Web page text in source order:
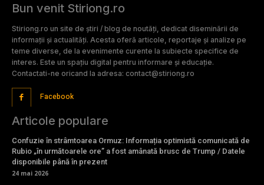
Bun venit Stiriong.ro
Stiriong.ro un site de știri / blog de noutăți, dedicat diseminării de
informații și actualități. Acesta oferă articole, reportaje și analize pe
teme diverse, de la evenimente curente la subiecte specifice de
interes. Este un spațiu digital pentru informare și educație.
Contactati-ne oricand la adresa: contact@stiriong.ro
Facebook
Articole populare
Confuzie în strâmtoarea Ormuz: Informația optimistă comunicată de
Rubio „în următoarele ore” a fost amânată brusc de Trump / Datele
disponibile până în prezent
24 mai 2026